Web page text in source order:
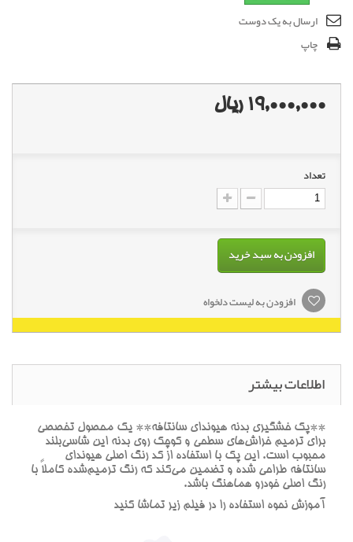
ارسال به یک دوست
چاپ
19,000,000 ریال
تعداد
افزودن به سبد خرید
افزودن به لیست دلخواه
اطلاعات بیشتر
**پک خشگيري بدنه هيونداي سانتافه** يک محصول تخصصي
براي ترميم خراش‌هاي سطحي و کوچک روي بدنه اين شاسي‌بلند
محبوب است. اين پک با استفاده از کد رنگ اصلي هيونداي
سانتافه طراحي شده و تضمين مي‌کند که رنگ ترميم‌شده کاملاً با
رنگ اصلي خودرو هماهنگ باشد.
آموزش نحوه استفاده را در فيلم زير تماشا کنيد